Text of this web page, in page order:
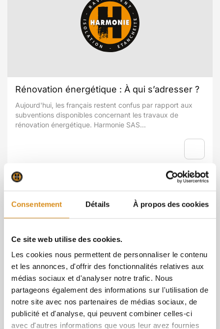
Consentement Détails À propos des cookies
Ce site web utilise des cookies.
Les cookies nous permettent de personnaliser le contenu
et les annonces, d'offrir des fonctionnalités relatives aux
médias sociaux et d'analyser notre trafic. Nous
partageons également des informations sur l'utilisation de
notre site avec nos partenaires de médias sociaux, de
publicité et d'analyse, qui peuvent combiner celles-ci
avec d'autres informations que vous leur avez fournies
Rénovation énergétique : À qui s’adresser ?
Aujourd'hui, les français restent confus par rapport aux
subventions disponibles concernant les travaux de
rénovation énergétique. Harmonie SAS...
Le confinement : Une période pour préparer
ses travaux
Vous habitez en copropriété ? Prenez contact avec l'un de